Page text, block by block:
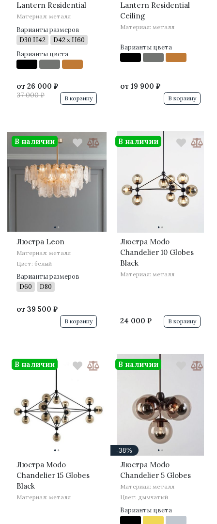
Lantern Residential
Материал: металл
Варианты размеров
D30 H42
D42 x H60
Варианты цвета
от 26 000 ₽
37 000 ₽ В корзину
Lantern Residential
Ceiling
Материал: металл
Варианты цвета
от 19 900 ₽
В корзину
··
Люстра Leon
Материал: металл
Цвет: белый
Варианты размеров
D60
D80
от 39 500 ₽
В наличии
В корзину
··
Люстра Modo
Chandelier 10 Globes
Black
Материал: металл
24 000 ₽
В наличии
В корзину
··
Люстра Modo
Chandelier 15 Globes
Black
Материал: металл
В наличии
··
-38%
Люстра Modo
Chandelier 5 Globes
Материал: металл
Цвет: дымчатый
Варианты цвета
В наличии